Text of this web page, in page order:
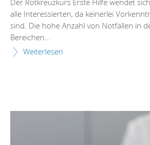
alle Interessierten, da keinerlei
sind. Die hohe Anzahl von Notfällen in
Bereichen...
Weiterlesen